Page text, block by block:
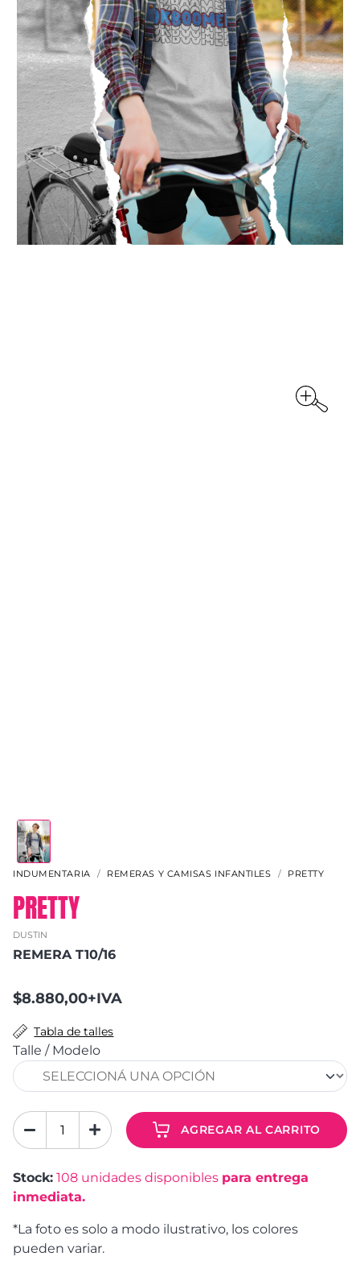
INDUMENTARIA REMERAS Y CAMISAS INFANTILES PRETTY
PRETTY
DUSTIN
REMERA T10/16
$8.880,00+IVA
Tabla de talles
Talle / Modelo
AGREGAR AL CARRITO
Stock: 108 unidades disponibles para entrega
inmediata.
*La foto es solo a modo ilustrativo, los colores
pueden variar.